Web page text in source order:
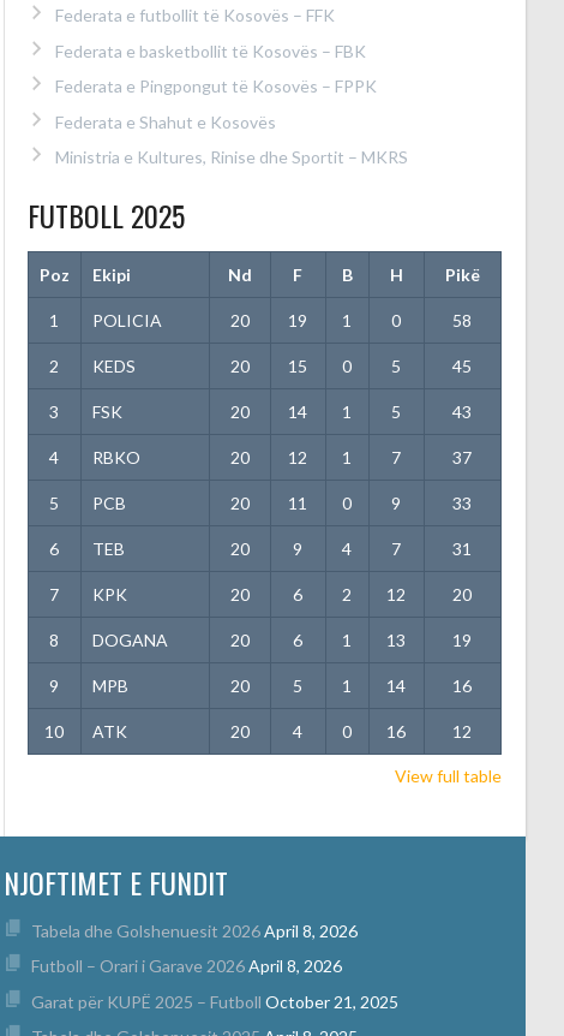
Federata e futbollit të Kosovës – FFK
Federata e basketbollit të Kosovës – FBK
Federata e Pingpongut të Kosovës – FPPK
Federata e Shahut e Kosovës
Ministria e Kultures, Rinise dhe Sportit – MKRS
FUTBOLL 2025
Poz Ekipi Nd F B H Pikë
1 POLICIA 20 19 1 0 58
2 KEDS 20 15 0 5 45
3 FSK 20 14 1 5 43
4 RBKO 20 12 1 7 37
5 PCB 20 11 0 9 33
6 TEB 20 9 4 7 31
7 KPK 20 6 2 12 20
8 DOGANA 20 6 1 13 19
9 MPB 20 5 1 14 16
10 ATK 20 4 0 16 12
View full table
NJOFTIMET E FUNDIT
Tabela dhe Golshenuesit 2026 April 8, 2026
Futboll – Orari i Garave 2026 April 8, 2026
Garat për KUPË 2025 – Futboll October 21, 2025